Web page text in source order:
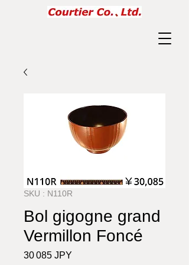
SKU : N110R
Bol gigogne grand
Vermillon Foncé
30 085 JPY